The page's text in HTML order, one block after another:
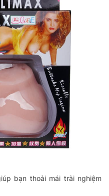
bạn thoải mái trải nghiệm